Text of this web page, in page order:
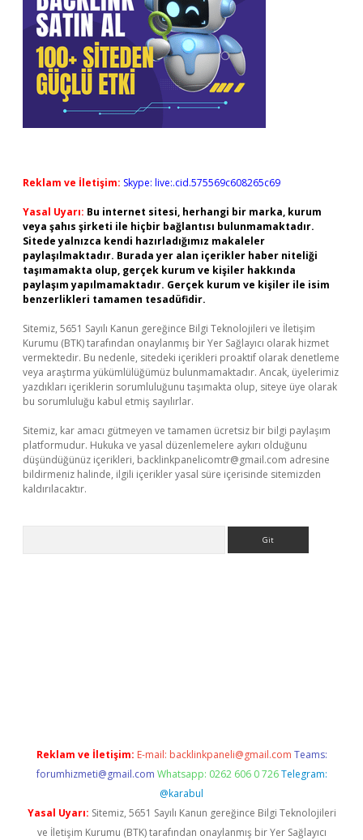
Reklam ve İletişim: Skype: live:.cid.575569c608265c69
Yasal Uyarı: Bu internet sitesi, herhangi bir marka, kurum
veya şahıs şirketi ile hiçbir bağlantısı bulunmamaktadır.
Sitede yalnızca kendi hazırladığımız makaleler
paylaşılmaktadır. Burada yer alan içerikler haber niteliği
taşımamakta olup, gerçek kurum ve kişiler hakkında
paylaşım yapılmamaktadır. Gerçek kurum ve kişiler ile isim
benzerlikleri tamamen tesadüfidir.
Sitemiz, 5651 Sayılı Kanun gereğince Bilgi Teknolojileri ve İletişim
Kurumu (BTK) tarafından onaylanmış bir Yer Sağlayıcı olarak hizmet
vermektedir. Bu nedenle, sitedeki içerikleri proaktif olarak denetleme
veya araştırma yükümlülüğümüz bulunmamaktadır. Ancak, üyelerimiz
yazdıkları içeriklerin sorumluluğunu taşımakta olup, siteye üye olarak
bu sorumluluğu kabul etmiş sayılırlar.
Sitemiz, kar amacı gütmeyen ve tamamen ücretsiz bir bilgi paylaşım
platformudur. Hukuka ve yasal düzenlemelere aykırı olduğunu
düşündüğünüz içerikleri, backlinkpanelicomtr@gmail.com adresine
bildirmeniz halinde, ilgili içerikler yasal süre içerisinde sitemizden
kaldırılacaktır.
Reklam ve İletişim: E-mail: backlinkpaneli@gmail.com Teams:
forumhizmeti@gmail.com Whatsapp: 0262 606 0 726 Telegram:
@karabul
Yasal Uyarı: Sitemiz, 5651 Sayılı Kanun gereğince Bilgi Teknolojileri
ve İletişim Kurumu (BTK) tarafından onaylanmış bir Yer Sağlayıcı